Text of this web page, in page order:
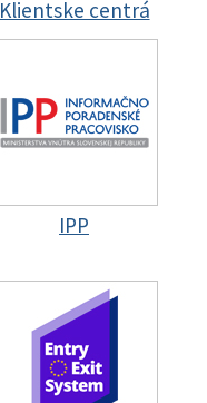
Klientske centrá
IPP